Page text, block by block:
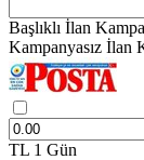
Başlıklı İlan
Kampanyasız İlan
TL 1 Gün